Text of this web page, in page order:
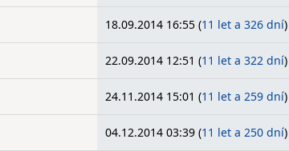
18.09.2014 16:55 (11 let a 326 dní)
22.09.2014 12:51 (11 let a 322 dní)
24.11.2014 15:01 (11 let a 259 dní)
04.12.2014 03:39 (11 let a 250 dní)